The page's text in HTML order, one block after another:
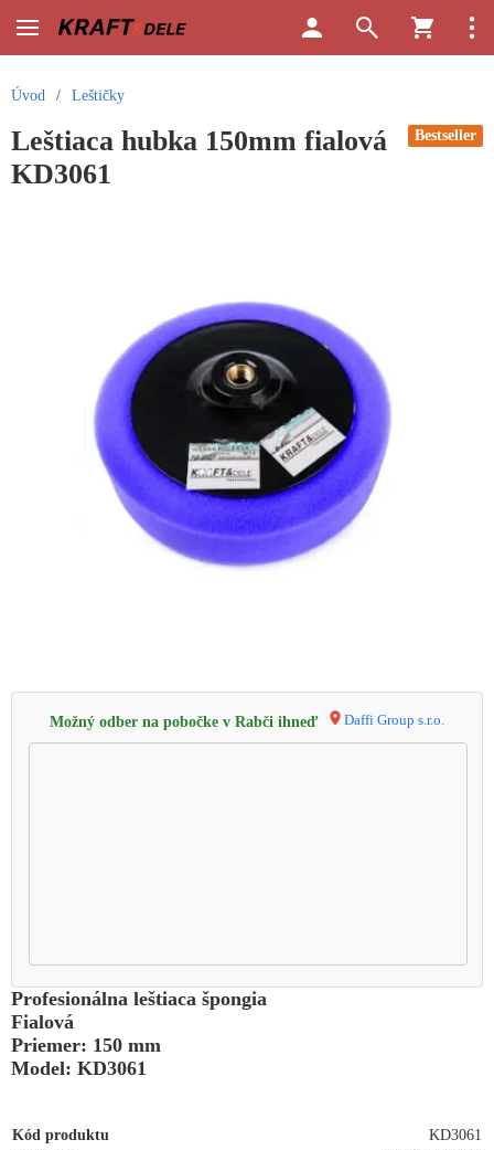
Úvod / Leštičky
Bestseller
Leštiaca hubka 150mm fialová
KD3061
Možný odber na pobočke v Rabči ihneď Daffi Group s.r.o.
Profesionálna leštiaca špongia
Fialová
Priemer: 150 mm
Model: KD3061
Kód produktu
KD3061